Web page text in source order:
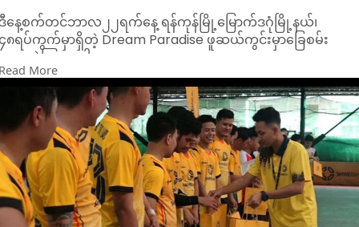
နေ့စက်တင်ဘာလ၂၂ရက်နေ့ ရန်ကုန်မြို့မြောက်ဒဂုံမြို့နယ်၊
၈ရပ်ကွက်မှာရှိတဲ့ Dream Paradise ဖူဆယ်ကွင်းမှာခြေစမ်း
စားခဲ့ကြတာပါ။
ဒီချစ်ကြည်ရေးခြေစမ်းပွဲကို ရွှေဘဏ်ကဦးဆောင်ပြုလုပ်တာဖြစ်
ြီးရွှေဘဏ်ဝန်ထမ်းများပျော်ပွဲရွှင်ပွဲအဖြစ်ကျင်းပပေးတာလည်း
ြစ်ပါတယ်။
နေ့ကစားခဲ့တဲ့ချစ်ကြည်ရေးခြေစမ်းပွဲမှာ ပါဝင်ကစားခဲ့ကြတဲ့နှစ်
က်အားကစားသမား‌ တွေကိုအသင်းတာဝန်ရှိသူ‌ တွေကဂုဏ်ပြု
က်မှတ်နဲ့ အမှတ်တရလက်ဆောင်ပစ္စည်း‌ တွေပေးအပ်ခဲ့ကြပါ
ယ်။
More